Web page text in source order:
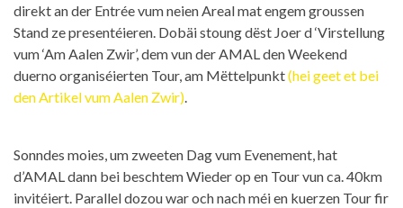
direkt an der Entrée vum neien Areal mat engem groussen
Stand ze presentéieren. Dobäi stoung dëst Joer d ‘Virstellung
vum ‘Am Aalen Zwir’, dem vun der AMAL den Weekend
duerno organiséierten Tour, am Mëttelpunkt(hei geet et bei
den Artikel vum Aalen Zwir)
Sonndes moies, um zweeten Dag vum Evenement, hat
d’AMAL dann bei beschtem Wieder op en Tour vun ca. 40km
invitéiert. Parallel dozou war och nach méi en kuerzen Tour fir